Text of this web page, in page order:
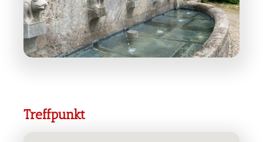
Treffpunkt